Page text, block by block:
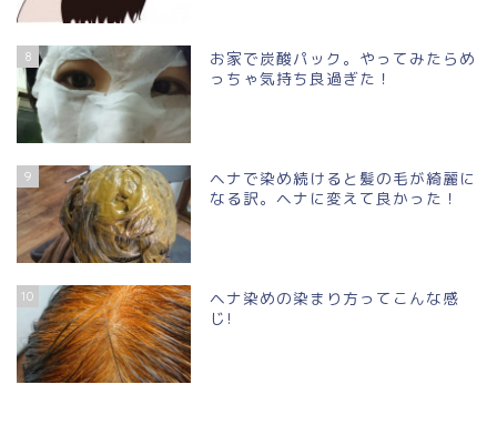
8
お家で炭酸パック。やってみたらめ
っちゃ気持ち良過ぎた！
9
ヘナで染め続けると髪の毛が綺麗に
なる訳。ヘナに変えて良かった！
10
ヘナ染めの染まり方ってこんな感
じ!